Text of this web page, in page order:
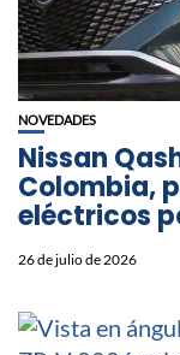
NOVEDADES
Nissan
Colombia,
eléctricos
26 de julio de 2026